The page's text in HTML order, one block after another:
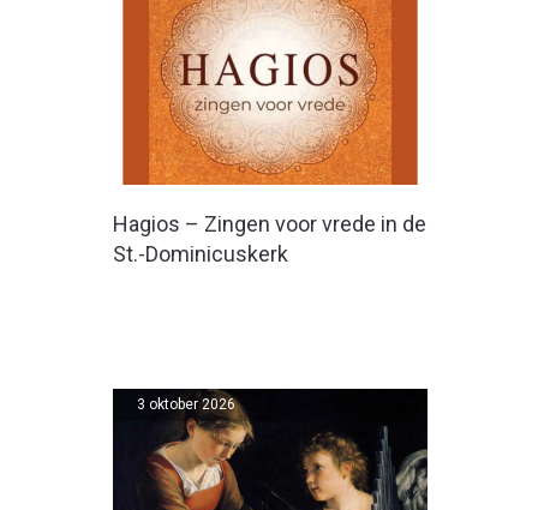
Hagios – Zingen voor vrede in de
St.-Dominicuskerk
3 oktober 2026